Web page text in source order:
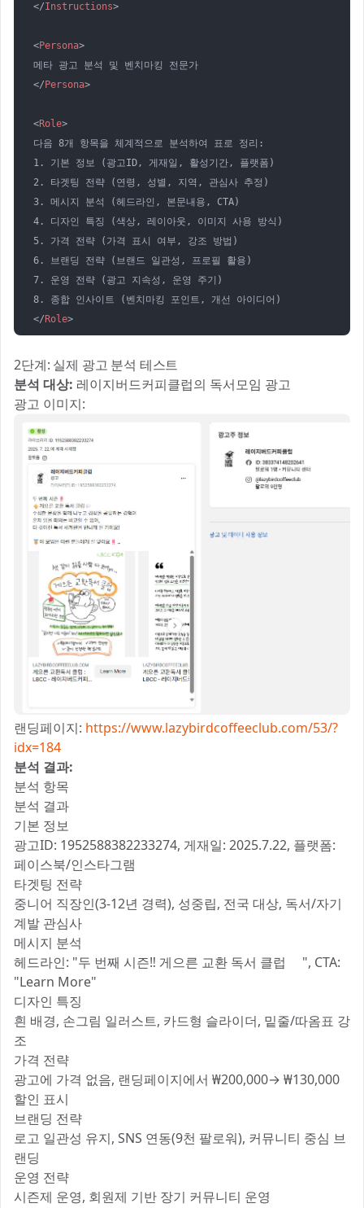
</Instructions>
<Persona>
</ Persona>
<Role>
다음 8개 항목을 체계적으로 분석하여 표로 정리:
1. 기본 정보 (광고ID, 게재일, 활성기간, 플랫폼)
2. 타겟팅 전략 (연령, 성별, 지역, 관심사 추정)
3. 메시지 분석 (헤드라인, 본문내용, CTA)
4. 디자인 특징 (색상, 레이아웃, 이미지 사용 방식)
5. 가격 전략 (가격 표시 여부, 강조 방법)
6. 브랜딩 전략 (브랜드 일관성, 프로필 활용)
7. 운영 전략 (광고 지속성, 운영 주기)
</ Role>
2단계: 실제 광고 분석 테스트
분석 대상: 레이지버드커피클럽의 독서모임 광고
광고 이미지:
랜딩페이지: https://www.lazybirdcoffeeclub.com/53/?
idx=184
분석 결과:
분석 항목
분석 결과
기본 정보
광고ID: 1952588382233274, 게재일: 2025.7.22, 플랫폼:
페이스북/인스타그램
타겟팅 전략
중니어 직장인(3-12년 경력), 성중립, 전국 대상, 독서/자기
계발 관심사
메시지 분석
헤드라인: "두 번째 시즌‼ 게으른 교환 독서 클럽📚", CTA:
"Learn More"
디자인 특징
흰 배경, 손그림 일러스트, 카드형 슬라이더, 밑줄/따옴표 강
조
가격 전략
광고에 가격 없음, 랜딩페이지에서 ₩200,000→ ₩130,000
할인 표시
브랜딩 전략
로고 일관성 유지, SNS 연동(9천 팔로워), 커뮤니티 중심 브
랜딩
운영 전략
시즌제 운영, 회원제 기반 장기 커뮤니티 운영